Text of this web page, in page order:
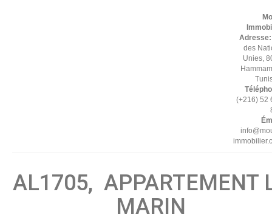
des
Unies,
(+216) 52
AL1705, APPARTEMENT
MARIN